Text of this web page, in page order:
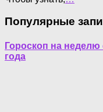
Популярные
Гороскоп на неделю
года